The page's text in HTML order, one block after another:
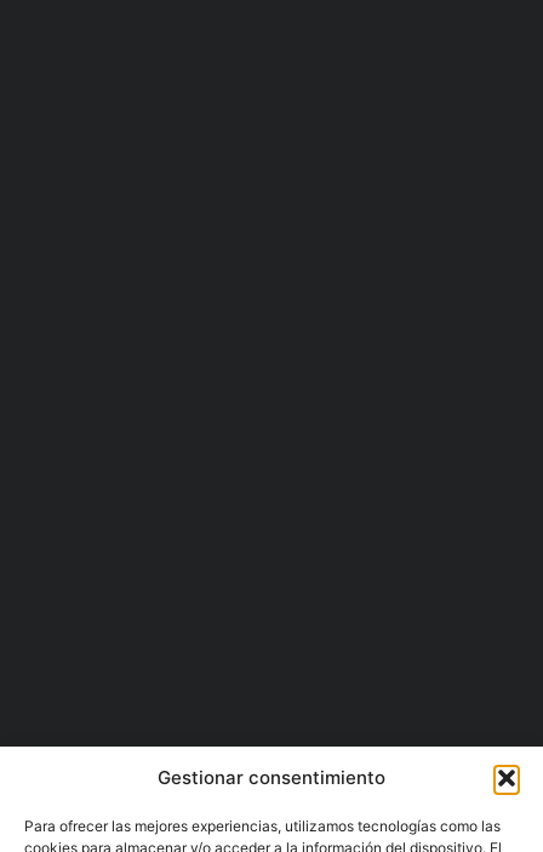
Gestionar consentimiento
Para ofrecer las mejores experiencias, utilizamos tecnologías como las
cookies para almacenar y/o acceder a la información del dispositivo. El